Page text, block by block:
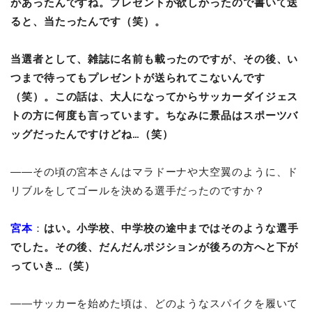
があったんですね。プレゼントが欲しかったので書いて送
ると、当たったんです（笑）。
当選者として、雑誌に名前も載ったのですが、その後、い
つまで待ってもプレゼントが送られてこないんです
（笑）。この話は、大人になってからサッカーダイジェス
トの方に何度も言っています。ちなみに景品はスポーツバ
ッグだったんですけどね…（笑）
――その頃の宮本さんはマラドーナや大空翼のように、ド
リブルをしてゴールを決める選手だったのですか？
宮本： はい。小学校、中学校の途中まではそのような選手
でした。その後、だんだんポジションが後ろの方へと下が
っていき…（笑）
――サッカーを始めた頃は、どのようなスパイクを履いて